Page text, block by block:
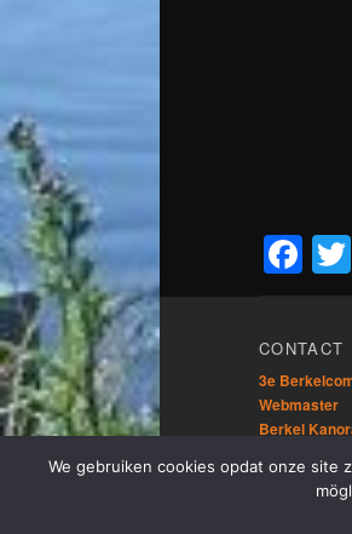
CONTACT
3e
Webmaster
Berkel
We gebruiken cookies opdat onze site